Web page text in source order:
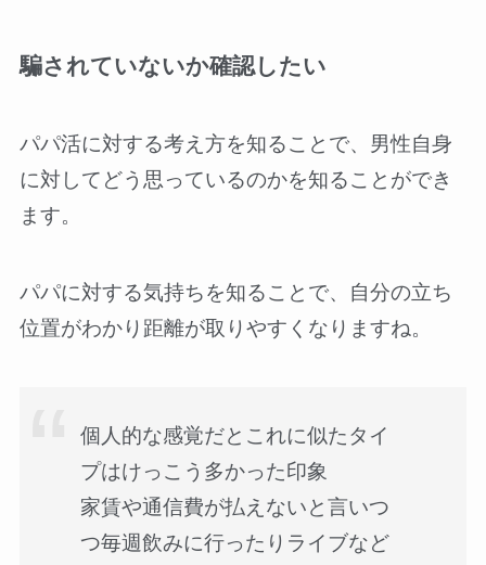
騙されていないか確認したい
パパ活に対する考え方を知ることで、男性自身
に対してどう思っているのかを知ることができ
ます。
パパに対する気持ちを知ることで、自分の立ち
位置がわかり距離が取りやすくなりますね。
個人的な感覚だとこれに似たタイ
プはけっこう多かった印象
家賃や通信費が払えないと言いつ
つ毎週飲みに行ったりライブなど